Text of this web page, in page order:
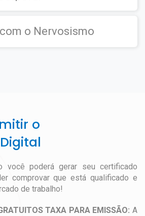
o Nervosismo
o
você poderá gerar seu certificado
comprovar que está qualificado e
de trabalho!
TAXA PARA EMISSÃO: A